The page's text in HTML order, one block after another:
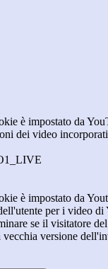
è impostato da
dei video
è impostato da
per i video di
se il visitatore
versione